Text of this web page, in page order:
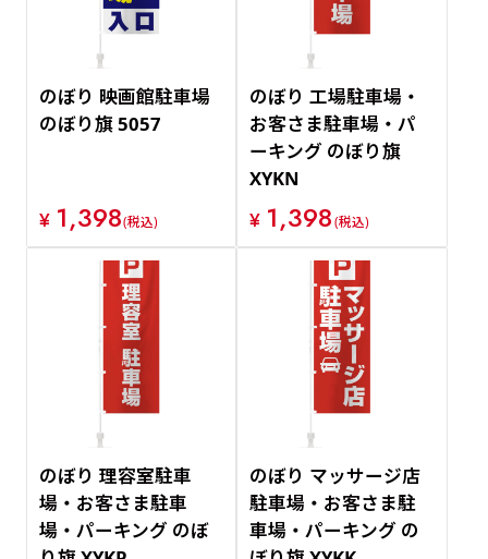
のぼり 映画館駐車場
のぼり旗 5057
¥ 1,398(税込)
のぼり 工場駐車場・
お客さま駐車場・パ
ーキング のぼり旗
XYKN
¥ 1,398(税込)
のぼり 理容室駐車
場・お客さま駐車
場・パーキング のぼ
のぼり マッサージ店
駐車場・お客さま駐
車場・パーキング の